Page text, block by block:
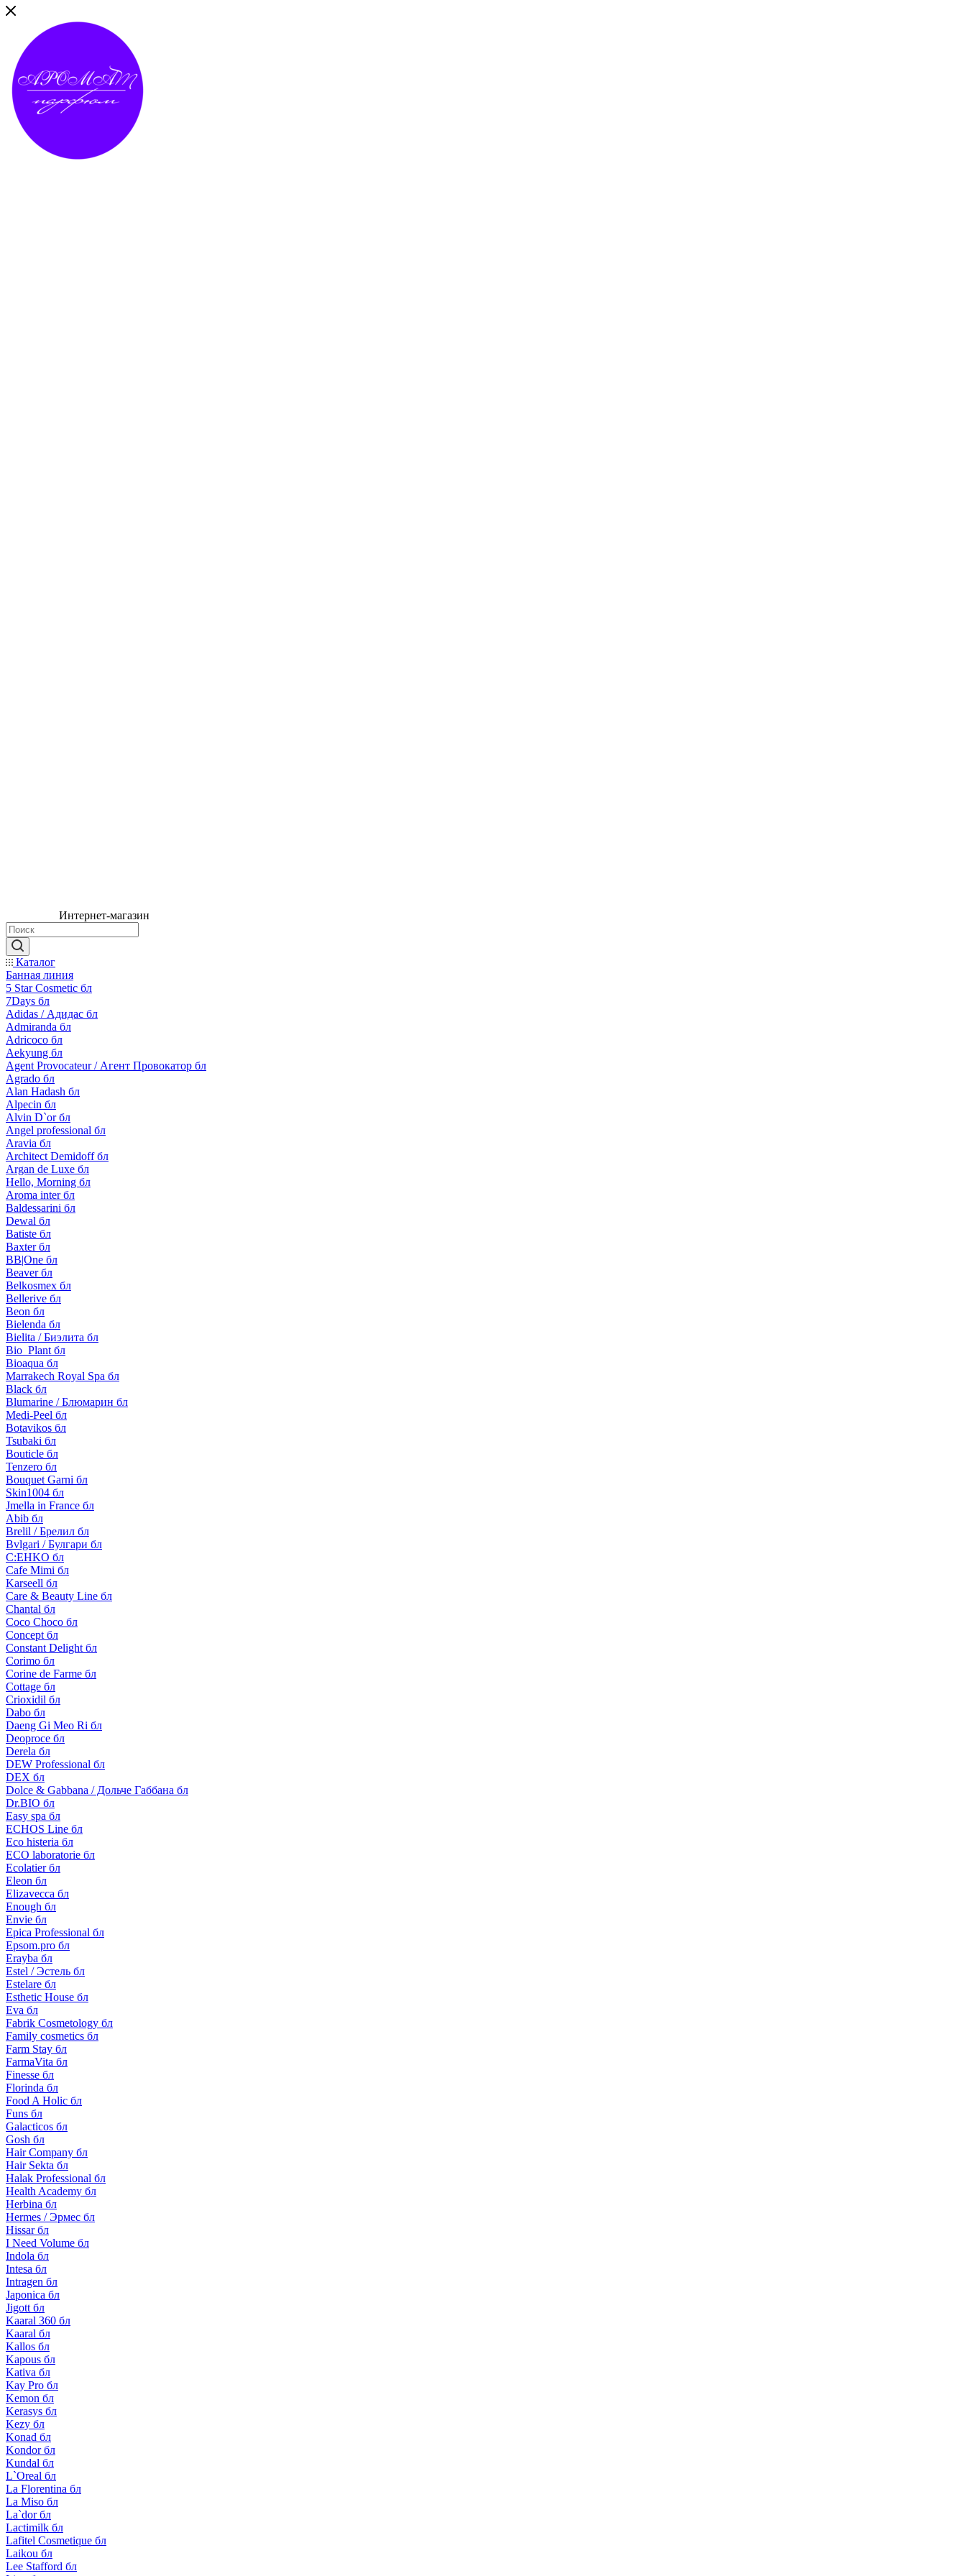
Интернет-магазин
Каталог
Банная линия
5 Star Cosmetic бл
7Days бл
Adidas / Адидас бл
Admiranda бл
Adricoco бл
Aekyung бл
Agent Provocateur / Агент Провокатор бл
Agrado бл
Alan Hadash бл
Alpecin бл
Alvin D`or бл
Angel professional бл
Aravia бл
Architect Demidoff бл
Argan de Luxe бл
Hello, Morning бл
Aroma inter бл
Baldessarini бл
Dewal бл
Batiste бл
Baxter бл
BB|One бл
Beaver бл
Belkosmex бл
Bellerive бл
Beon бл
Bielenda бл
Bielita / Биэлита бл
Bio_Plant бл
Bioaqua бл
Marrakech Royal Spa бл
Black бл
Blumarine / Блюмарин бл
Medi-Peel бл
Botavikos бл
Tsubaki бл
Bouticle бл
Tenzero бл
Bouquet Garni бл
Skin1004 бл
Jmella in France бл
Abib бл
Brelil / Брелил бл
Bvlgari / Булгари бл
C:EHKO бл
Cafe Mimi бл
Karseell бл
Care & Beauty Line бл
Chantal бл
Coco Choco бл
Concept бл
Constant Delight бл
Corimo бл
Corine de Farme бл
Cottage бл
Crioxidil бл
Dabo бл
Daeng Gi Meo Ri бл
Deoproce бл
Derela бл
DEW Professional бл
DEX бл
Dolce & Gabbana / Дольче Габбана бл
Dr.BIO бл
Easy spa бл
ECHOS Line бл
Eco histeria бл
ECO laboratorie бл
Ecolatier бл
Eleon бл
Elizavecca бл
Enough бл
Envie бл
Epica Professional бл
Epsom.pro бл
Erayba бл
Estel / Эстель бл
Estelare бл
Esthetic House бл
Eva бл
Fabrik Cosmetology бл
Family cosmetics бл
Farm Stay бл
FarmaVita бл
Finesse бл
Florinda бл
Food A Holic бл
Funs бл
Galacticos бл
Gosh бл
Hair Company бл
Hair Sekta бл
Halak Professional бл
Health Academy бл
Herbina бл
Hermes / Эрмес бл
Hissar бл
I Need Volume бл
Indola бл
Intesa бл
Intragen бл
Japonica бл
Jigott бл
Kaaral 360 бл
Kaaral бл
Kallos бл
Kapous бл
Kativa бл
Kay Pro бл
Kemon бл
Kerasys бл
Kezy бл
Konad бл
Kondor бл
Kundal бл
L`Oreal бл
La Florentina бл
La Miso бл
La`dor бл
Lactimilk бл
Lafitel Cosmetique бл
Laikou бл
Lee Stafford бл